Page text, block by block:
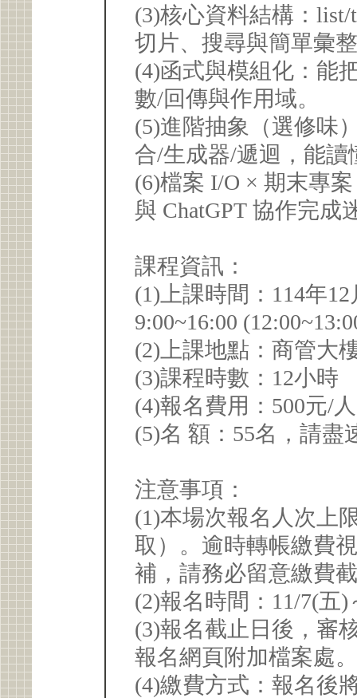
(3)核心資料結構：list/
切片、搜尋與簡單彙
(4)函式與模組化：能
數/回傳與作用域。
(5)進階抽象（選修味
合/生成器/遞迴，能
(6)檔案 I/O × 期末專
與 ChatGPT 協作完成
課程資訊：
(1)上課時間：114年
9:00~16:00
(2)上課地點：商管大
(3)課程時數：12小時
(4)報名費用：500元/
(5)名 額：55名，請
注意事項：
(1)本場次報名人次上
取）。逾時轉帳繳費
補，請務必留意繳費
(2)報名時間：11/7(五
(3)報名截止日後，審
報名網頁附加檔案處
(4)繳費方式：報名後